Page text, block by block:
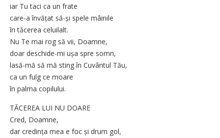
iar Tu taci ca un frate
care-a învățat să-și spele mâinile
în tăcerea celuilalt.
Nu Te mai rog să vii, Doamne,
doar deschide-mi ușa spre somn,
lasă-mă să mă sting în Cuvântul Tău,
ca un fulg ce moare
în palma copilului.
TĂCEREA LUI NU DOARE
Cred, Doamne,
dar credința mea e foc și drum gol,